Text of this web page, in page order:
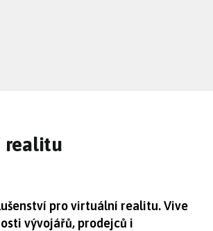
realitu
pro virtuální realitu. Vive
vývojářů, prodejců i